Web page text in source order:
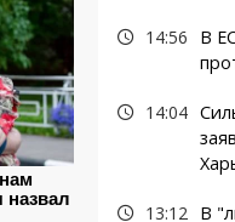
14:56
В
14:04
13:12 В